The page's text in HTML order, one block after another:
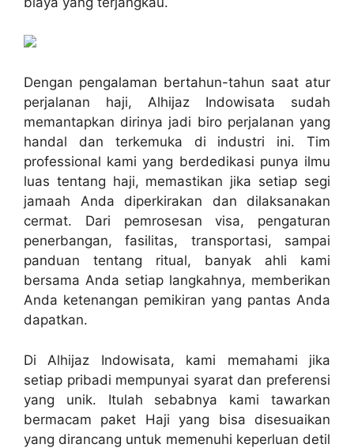
Dengan pengalaman bertahun-tahun saat atur
perjalanan haji, Alhijaz Indowisata sudah
memantapkan dirinya jadi biro perjalanan yang
handal dan terkemuka di industri ini. Tim
professional kami yang berdedikasi punya ilmu
luas tentang haji, memastikan jika setiap segi
jamaah Anda diperkirakan dan dilaksanakan
cermat. Dari pemrosesan visa, pengaturan
penerbangan, fasilitas, transportasi, sampai
panduan tentang ritual, banyak ahli kami
bersama Anda setiap langkahnya, memberikan
Anda ketenangan pemikiran yang pantas Anda
dapatkan.
Di Alhijaz Indowisata, kami memahami jika
setiap pribadi mempunyai syarat dan preferensi
yang unik. Itulah sebabnya kami tawarkan
bermacam paket Haji yang bisa disesuaikan
yang dirancang untuk memenuhi keperluan detil